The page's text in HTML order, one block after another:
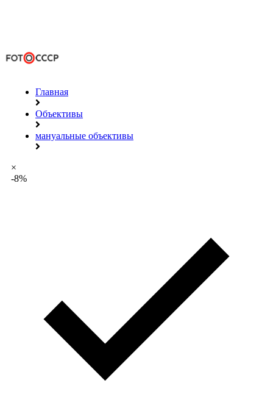
Главная
Объективы
мануальные объективы
×
-8%